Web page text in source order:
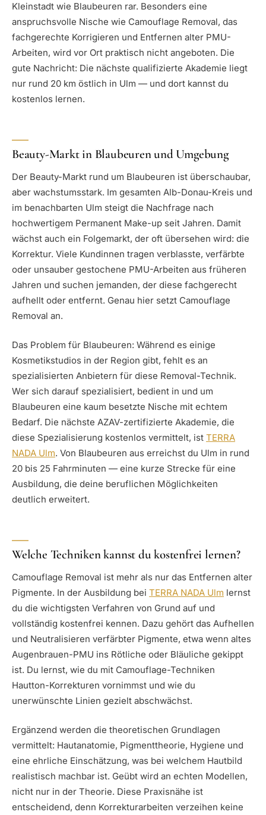
Kleinstadt wie Blaubeuren rar. Besonders eine
anspruchsvolle Nische wie Camouflage Removal, das
fachgerechte Korrigieren und Entfernen alter PMU-
Arbeiten, wird vor Ort praktisch nicht angeboten. Die
gute Nachricht: Die nächste qualifizierte Akademie liegt
nur rund 20 km östlich in Ulm — und dort kannst du
kostenlos lernen.
Beauty-Markt in Blaubeuren und Umgebung
Der Beauty-Markt rund um Blaubeuren ist überschaubar,
aber wachstumsstark. Im gesamten Alb-Donau-Kreis und
im benachbarten Ulm steigt die Nachfrage nach
hochwertigem Permanent Make-up seit Jahren. Damit
wächst auch ein Folgemarkt, der oft übersehen wird: die
Korrektur. Viele Kundinnen tragen verblasste, verfärbte
oder unsauber gestochene PMU-Arbeiten aus früheren
Jahren und suchen jemanden, der diese fachgerecht
aufhellt oder entfernt. Genau hier setzt Camouflage
Removal an.
Das Problem für Blaubeuren: Während es einige
Kosmetikstudios in der Region gibt, fehlt es an
spezialisierten Anbietern für diese Removal-Technik.
Wer sich darauf spezialisiert, bedient in und um
Blaubeuren eine kaum besetzte Nische mit echtem
Bedarf. Die nächste AZAV-zertifizierte Akademie, die
diese Spezialisierung kostenlos vermittelt, ist TERRA
NADA Ulm. Von Blaubeuren aus erreichst du Ulm in rund
20 bis 25 Fahrminuten — eine kurze Strecke für eine
Ausbildung, die deine beruflichen Möglichkeiten
deutlich erweitert.
Welche Techniken kannst du kostenfrei lernen?
Camouflage Removal ist mehr als nur das Entfernen alter
Pigmente. In der Ausbildung bei TERRA NADA Ulm lernst
du die wichtigsten Verfahren von Grund auf und
vollständig kostenfrei kennen. Dazu gehört das Aufhellen
und Neutralisieren verfärbter Pigmente, etwa wenn altes
Augenbrauen-PMU ins Rötliche oder Bläuliche gekippt
ist. Du lernst, wie du mit Camouflage-Techniken
Hautton-Korrekturen vornimmst und wie du
unerwünschte Linien gezielt abschwächst.
Ergänzend werden die theoretischen Grundlagen
vermittelt: Hautanatomie, Pigmenttheorie, Hygiene und
eine ehrliche Einschätzung, was bei welchem Hautbild
realistisch machbar ist. Geübt wird an echten Modellen,
nicht nur in der Theorie. Diese Praxisnähe ist
entscheidend, denn Korrekturarbeiten verzeihen keine